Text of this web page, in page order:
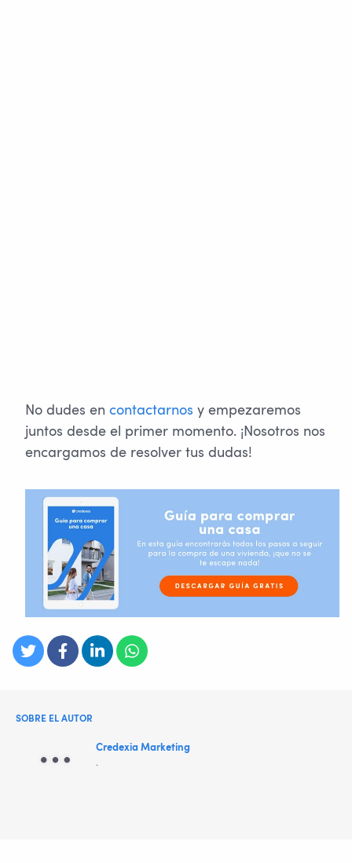
No dudes en contactarnos y empezaremos
juntos desde el primer momento. ¡Nosotros nos
encargamos de resolver tus dudas!
SOBRE EL AUTOR
Credexia Marketing
.